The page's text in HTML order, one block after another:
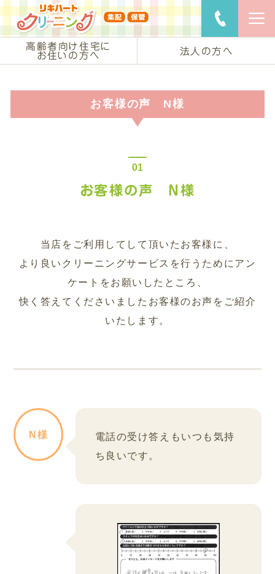
リキハート
高齢者向け住宅に
お住いの方へ
法人の方へ
ご用
お客様の声 N様
お客様の声 N様
当店をご利用してして頂いたお客様に、
より良いクリーニングサービスを行うためにアン
ケートをお願いしたところ、
快く答えてくださいましたお客様のお声をご紹介
いたします。
N様
電話の受け答えもいつも気持
ち良いです。